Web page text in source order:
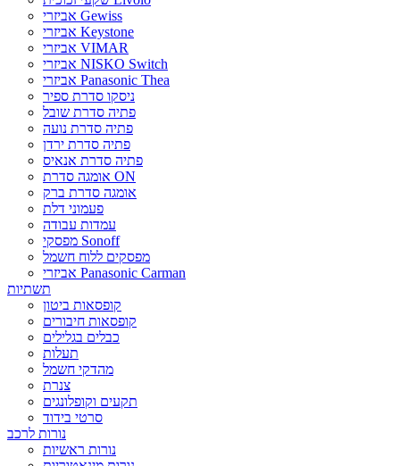
אביזרי Gewiss
אביזרי Keystone
אביזרי VIMAR
אביזרי NISKO Switch
אביזרי Panasonic Thea
ניסקו סדרת ספיר
פתיה סדרת שובל
פתיה סדרת נועה
פתיה סדרת ירדן
פתיה סדרת אנאיס
אומגה סדרת ON
אומגה סדרת ברק
פעמוני דלת
עמדות עבודה
מפסקי Sonoff
מפסקים ללוח חשמל
אביזרי Panasonic Carman
תשתיות
קופסאות ביטון
קופסאות חיבורים
כבלים בגלילים
תעלות
מהדקי חשמל
צנרת
תקעים וקופלונגים
סרטי בידוד
נורות לרכב
נורות ראשיות